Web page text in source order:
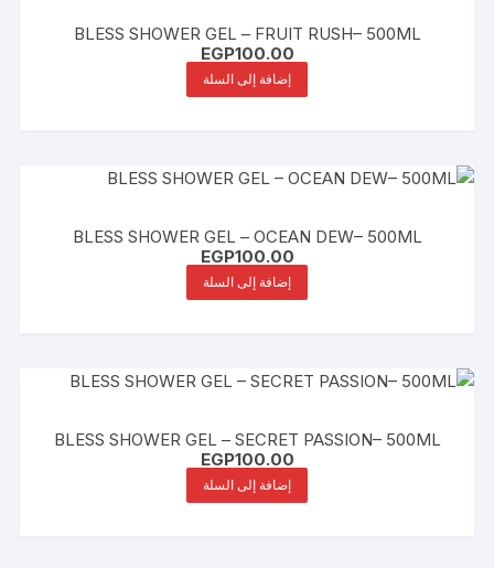
BLESS SHOWER GEL – FRUIT RUSH– 500ML
EGP100.00
إضافة إلى السلة
BLESS SHOWER GEL – OCEAN DEW– 500ML
EGP100.00
إضافة إلى السلة
BLESS SHOWER GEL – SECRET PASSION– 500ML
EGP100.00
إضافة إلى السلة